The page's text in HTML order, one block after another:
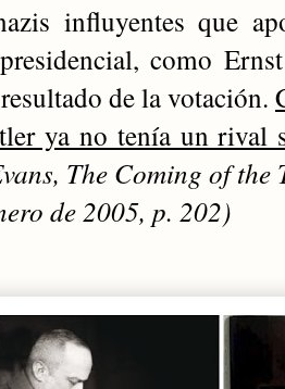
influyentes que
como
de la votación.
ya no tenía un rival
The Coming of
de 2005, p. 202)